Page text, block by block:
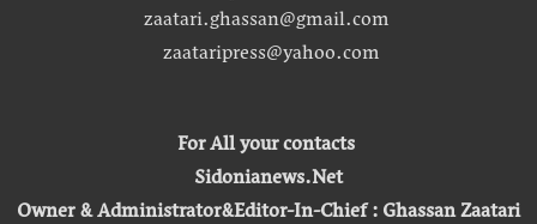
zaatari.ghassan@gmail.com
zaataripress@yahoo.com
For All your contacts
Sidonianews.Net
Owner & Administrator&Editor-In-Chief : Ghassan Zaatari